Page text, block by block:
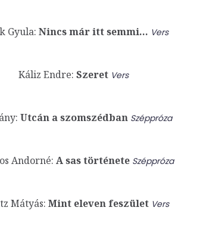
Gyula: Nincs már itt semmi… Vers
Káliz Endre: Szeret Vers
Utcán a szomszédban Széppróza
Andorné: A sas története Széppróza
Mátyás: Mint eleven feszület Vers